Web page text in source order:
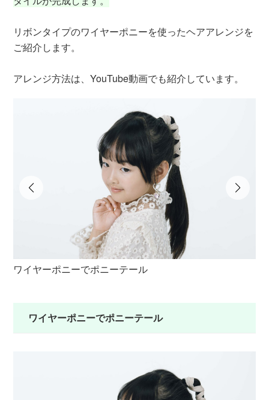
リボンタイプのワイヤーポニーを使ったヘアアレンジを
ご紹介します。
アレンジ方法は、YouTube動画でも紹介しています。
ワイヤーポニーでポニーテール
ワイヤーポニーでポニーテール